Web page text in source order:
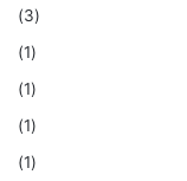
(3)
(1)
(1)
(1)
(1)